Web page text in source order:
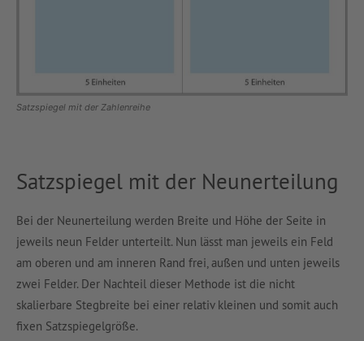
Satzspiegel mit der Zahlenreihe
Satzspiegel mit der Neunerteilung
Bei der Neunerteilung werden Breite und Höhe der Seite in
jeweils neun Felder unterteilt. Nun lässt man jeweils ein Feld
am oberen und am inneren Rand frei, außen und unten jeweils
zwei Felder. Der Nachteil dieser Methode ist die nicht
skalierbare Stegbreite bei einer relativ kleinen und somit auch
fixen Satzspiegelgröße.